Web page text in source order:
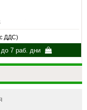
ДДС)
7 раб. дни